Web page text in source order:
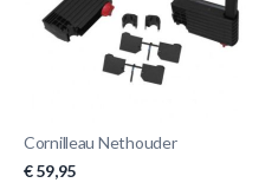
Cornilleau Nethouder
€ 59,95